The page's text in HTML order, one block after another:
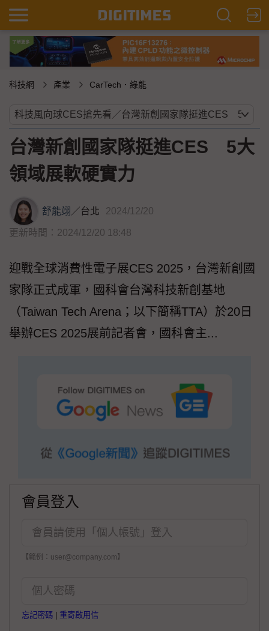
科技網 產業 CarTech．綠能
台灣新創國家隊挺進CES 5大
領域展軟硬實力
舒能翊 ／台北 2024/12/20
更新時間：2024/12/20 18:48
迎戰全球消費性電子展CES 2025，台灣新創國
家隊正式成軍，國科會台灣科技新創基地
（Taiwan Tech Arena；以下簡稱TTA）於20日
舉辦CES 2025展前記者會，國科會主...
會員登入
【範例：user@company.com】
忘記密碼 重寄啟用信